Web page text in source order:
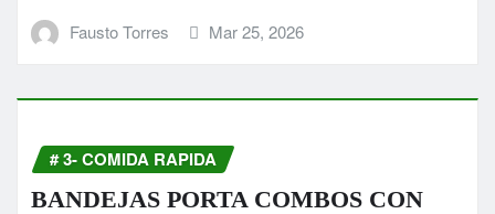
Fausto Torres Mar 25, 2026
# 3- COMIDA RAPIDA
BANDEJAS PORTA COMBOS CON